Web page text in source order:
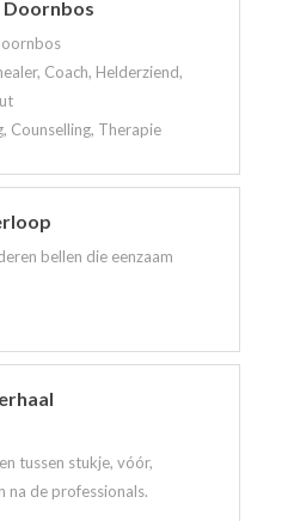
Coach, Helderziend,
Counselling, Therapie
bellen die eenzaam
tussen stukje, vóór,
na de professionals.